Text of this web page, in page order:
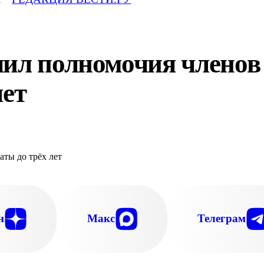
полномочия
Макс Телеграм